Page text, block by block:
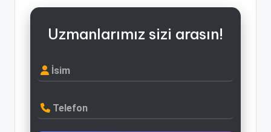
Uzmanlarımız sizi arasın!
İsim
Telefon